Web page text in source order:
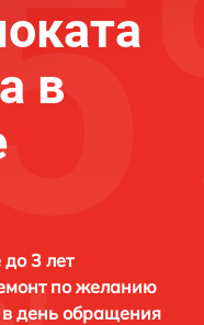
в
до 3 лет
по желанию
в день обращения